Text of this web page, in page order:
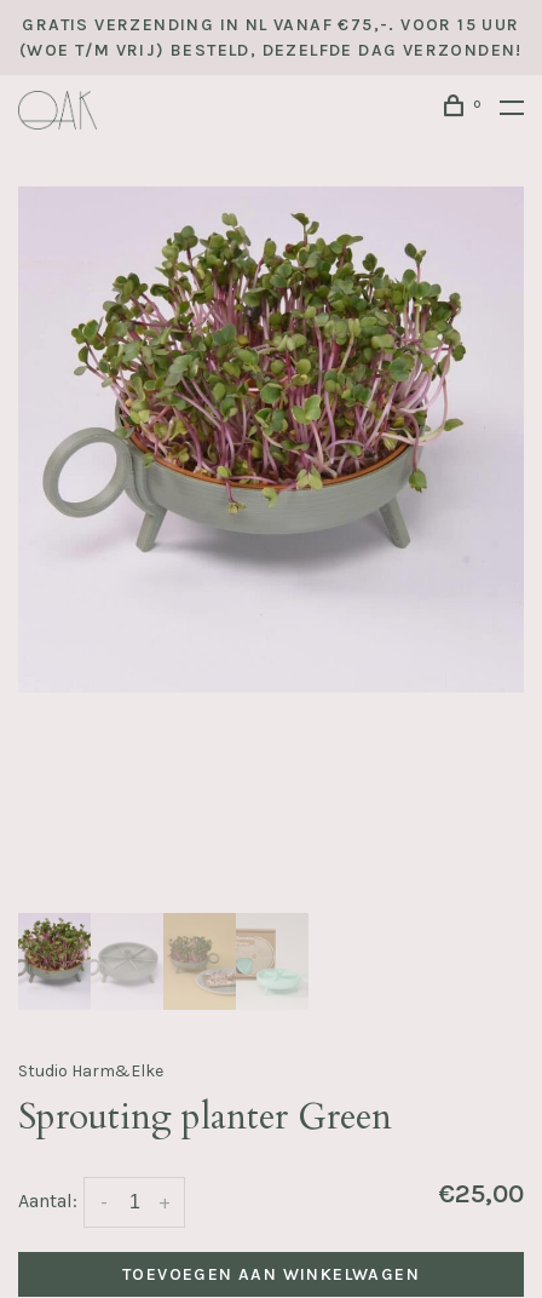
GRATIS VERZENDING IN NL VANAF €75,-. VOOR 15 UUR
(WOE T/M VRIJ) BESTELD, DEZELFDE DAG VERZONDEN!
0
Studio Harm&Elke
Sprouting planter Green
Aantal: +
- €25,00
TOEVOEGEN AAN WINKELWAGEN